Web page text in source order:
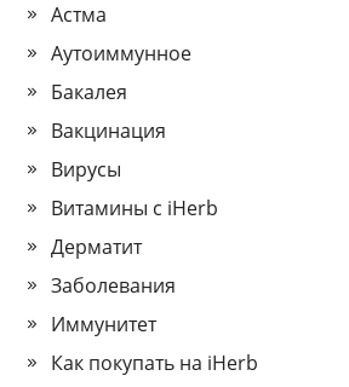
Астма
Аутоиммунное
Бакалея
Вакцинация
Вирусы
Витамины с iHerb
Дерматит
Заболевания
Иммунитет
Как покупать на iHerb